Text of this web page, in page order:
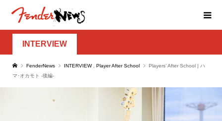
INTERVIEW
FenderNews INTERVIEW Player After School
Players’ After School | ハ
マ･オカモト -後編-